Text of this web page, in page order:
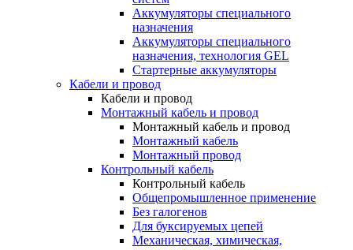
Аккумуляторы специального
назначения
Аккумуляторы специального
назначения, технология GEL
Стартерные аккумуляторы
Кабели и провод
Кабели и провод
Монтажный кабель и провод
Монтажный кабель и провод
Монтажный кабель
Монтажный провод
Контрольный кабель
Контрольный кабель
Общепромышленное применение
Без галогенов
Для буксируемых цепей
Механическая, химическая,